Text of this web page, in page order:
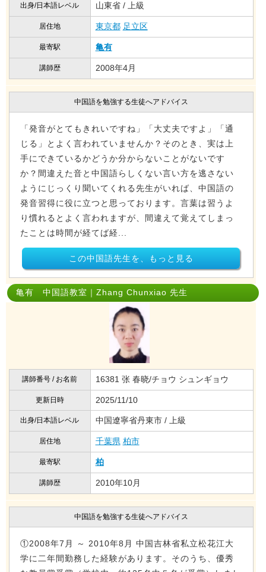
出身/日本語レベル 山東省 / 上級
居住地 東京都 足立区
最寄駅 亀有
講師歴 2008年4月
中国語を勉強する生徒へアドバイス
「発音がとてもきれいですね」「大丈夫ですよ」「通
じる」とよく言われていませんか？そのとき、実は上
手にできているかどうか分からないことがないです
か？間違えた音と中国語らしくない言い方を逃さない
ようにじっくり聞いてくれる先生がいれば、中国語の
発音習得に役に立つと思っております。言葉は習うよ
り慣れるとよく言われますが、間違えて覚えてしまっ
たことは時間が経てば経...
この中国語先生を、もっと見る
亀有 中国語教室｜Zhang Chunxiao 先生
講師番号 / お名前 16381 张 春晓/チョウ シュンギョウ
更新日時 2025/11/10
出身/日本語レベル 中国遼寧省丹東市 / 上級
居住地 千葉県 柏市
最寄駅 柏
講師歴 2010年10月
中国語を勉強する生徒へアドバイス
①2008年7月 ～ 2010年8月 中国吉林省私立松花江大
学に二年間勤務した経験があります。そのうち、優秀